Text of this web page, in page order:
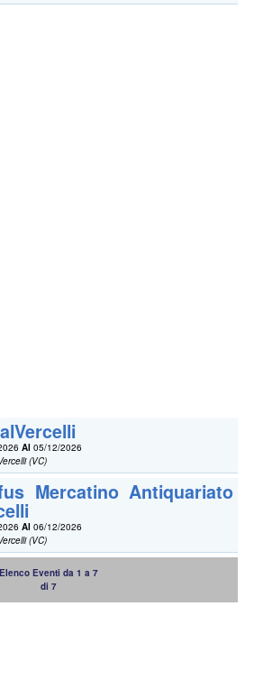
Al 05/12/2026
(VC)
Mercatino Antiquariato
Al 06/12/2026
(VC)
Elenco Eventi da 1 a 7
di 7